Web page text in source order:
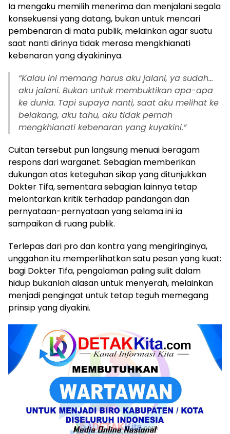
Ia mengaku memilih menerima dan menjalani segala
konsekuensi yang datang, bukan untuk mencari
pembenaran di mata publik, melainkan agar suatu
saat nanti dirinya tidak merasa mengkhianati
kebenaran yang diyakininya.
“Kalau ini memang harus aku jalani, ya sudah…
aku jalani. Bukan untuk membuktikan apa-apa
ke dunia. Tapi supaya nanti, saat aku melihat ke
belakang, aku tahu, aku tidak pernah
mengkhianati kebenaran yang kuyakini.”
Cuitan tersebut pun langsung menuai beragam
respons dari warganet. Sebagian memberikan
dukungan atas keteguhan sikap yang ditunjukkan
Dokter Tifa, sementara sebagian lainnya tetap
melontarkan kritik terhadap pandangan dan
pernyataan-pernyataan yang selama ini ia
sampaikan di ruang publik.
Terlepas dari pro dan kontra yang mengiringinya,
unggahan itu memperlihatkan satu pesan yang kuat:
bagi Dokter Tifa, pengalaman paling sulit dalam
hidup bukanlah alasan untuk menyerah, melainkan
menjadi pengingat untuk tetap teguh memegang
prinsip yang diyakini.